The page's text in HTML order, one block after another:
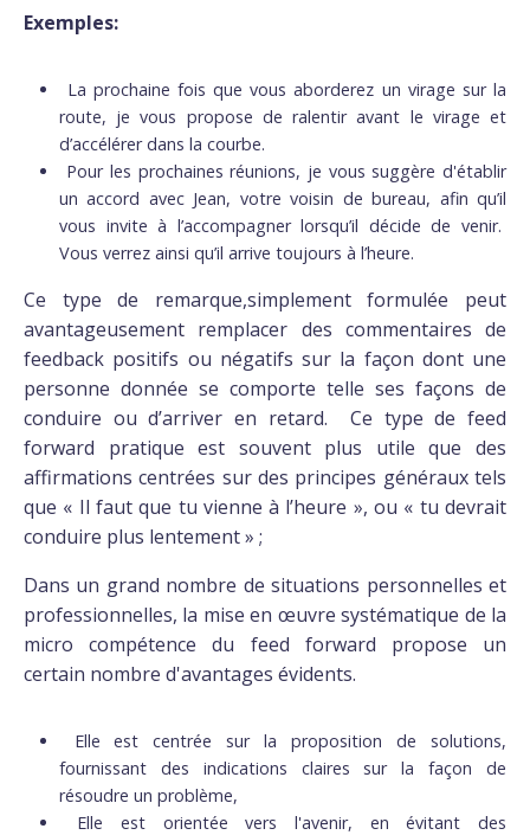
Exemples:
La prochaine fois que vous aborderez un virage sur la
route, je vous propose de ralentir avant le virage et
d’accélérer dans la courbe.
Pour les prochaines réunions, je vous suggère d'établir
un accord avec Jean, votre voisin de bureau, afin qu’il
vous invite à l’accompagner lorsqu’il décide de venir.
Vous verrez ainsi qu’il arrive toujours à l’heure.
Ce type de remarque,simplement formulée peut
avantageusement remplacer des commentaires de
feedback positifs ou négatifs sur la façon dont une
personne donnée se comporte telle ses façons de
conduire ou d’arriver en retard. Ce type de feed
forward pratique est souvent plus utile que des
affirmations centrées sur des principes généraux tels
que « Il faut que tu vienne à l’heure », ou « tu devrait
conduire plus lentement » ;
Dans un grand nombre de situations personnelles et
professionnelles, la mise en œuvre systématique de la
micro compétence du feed forward propose un
certain nombre d'avantages évidents.
Elle est centrée sur la proposition de solutions,
fournissant des indications claires sur la façon de
résoudre un problème,
Elle est orientée vers l'avenir, en évitant des